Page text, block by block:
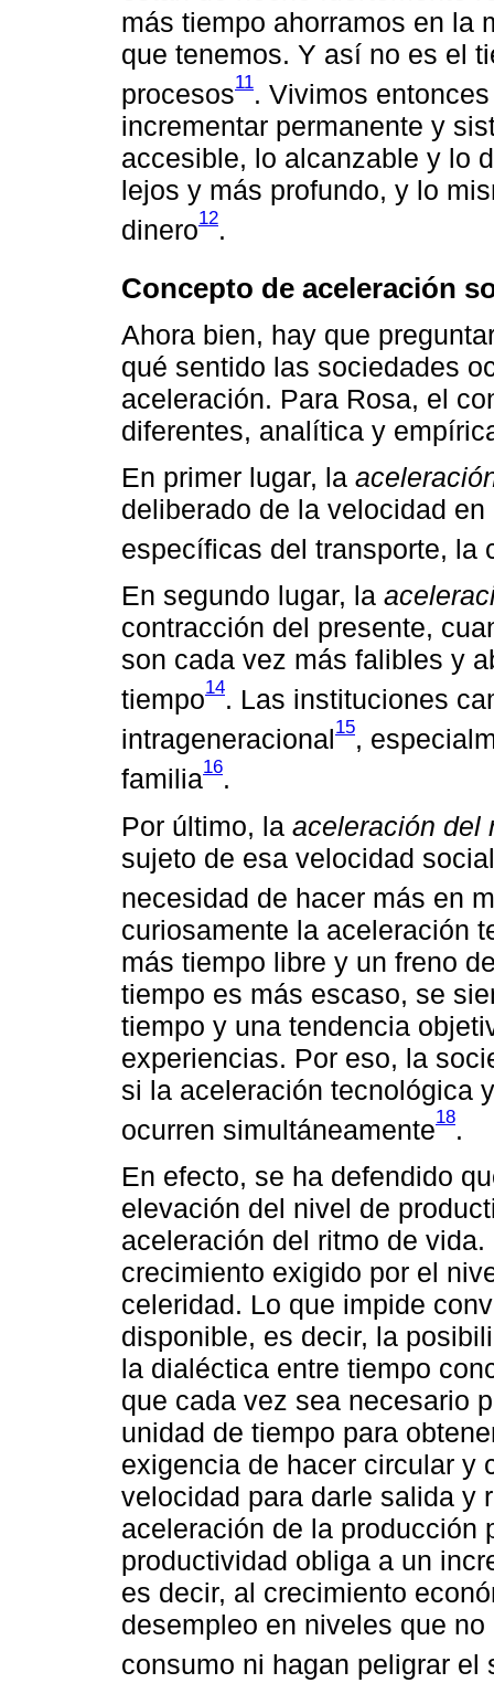
más tiempo ahorramos en la
que tenemos. Y así no es el
procesos11. Vivimos
incrementar permanente y
accesible, lo alcanzable y lo
lejos y más profundo, y lo
dinero12.
Concepto de aceleración
Ahora bien, hay que
qué sentido las sociedades
aceleración. Para Rosa, el
diferentes, analítica y
En primer lugar, la
deliberado de la velocidad
específicas del transporte, la
En segundo lugar, la
contracción del presente,
son cada vez más falibles y
tiempo14. Las instituciones
intrageneracional15,
familia16.
Por último, la aceleración del
sujeto de esa velocidad
necesidad de hacer más en
curiosamente la aceleración
más tiempo libre y un freno
tiempo es más escaso, se
tiempo y una tendencia
experiencias. Por eso, la
si la aceleración tecnológica
ocurren simultáneamente18.
En efecto, se ha defendido
elevación del nivel de
aceleración del ritmo de
crecimiento exigido por el
celeridad. Lo que impide
disponible, es decir, la
la dialéctica entre tiempo
que cada vez sea necesario
unidad de tiempo para
exigencia de hacer circular y
velocidad para darle salida y
aceleración de la producción
productividad obliga a un
es decir, al crecimiento
desempleo en niveles que
consumo ni hagan peligrar el